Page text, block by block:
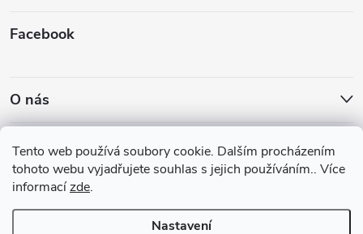
Tento web používá soubory cookie. Dalším procházením
tohoto webu vyjadřujete souhlas s jejich používáním.. Více
informacízde.
Nastavení
Facebook
O nás
Nákupní košík